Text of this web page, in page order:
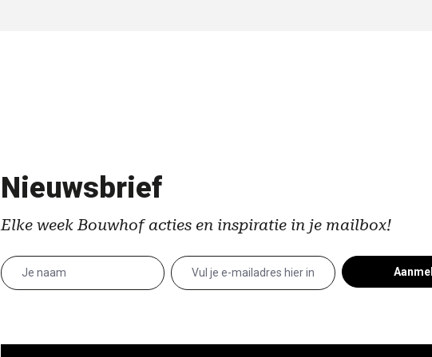
Nieuwsbrief
Elke week Bouwhof acties en inspiratie in je mailbox!